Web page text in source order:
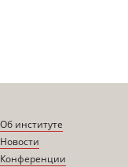
Об институте
Новости
Конференции